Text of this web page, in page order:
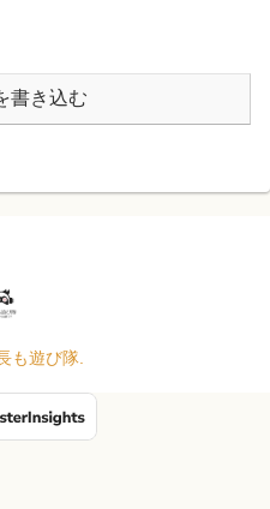
書き込む
も遊び隊.